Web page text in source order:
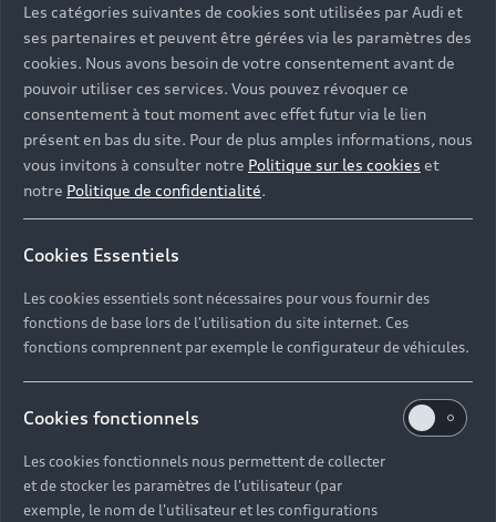
mois de
garantie selon
le modèle
Le Label Audi Occasion :plus garantit un contrôle
minutieux de nos véhicules d’occasion,
conditionnent leur bon fonctionnement, ainsi que
votre sécurité et votre confort. Carrosserie,
jantes, freins et pneumatiques, éclairage mais
aussi vérification de la batterie : tout est passé au
points de contrôle selon la motorisation de votre
véhicule d’occasion et profitez d’une garantie
jusqu’à 24 mois, kilométrage illimité, pour un
achat en toute sérénité.
Les catégories suivantes de cookies sont utilisées par Audi et
ses partenaires et peuvent être gérées via les paramètres des
cookies. Nous avons besoin de votre consentement avant de
pouvoir utiliser ces services. Vous pouvez révoquer ce
consentement à tout moment avec effet futur via le lien
présent en bas du site. Pour de plus amples informations, nous
vous invitons à consulter notre Politique sur les cookies et
notre Politique de confidentialité.
Cookies Essentiels
Les cookies essentiels sont nécessaires pour vous fournir des
fonctions de base lors de l'utilisation du site internet. Ces
fonctions comprennent par exemple le configurateur de véhicules.
Cookies fonctionnels
Les cookies fonctionnels nous permettent de collecter
et de stocker les paramètres de l'utilisateur (par
exemple, le nom de l'utilisateur et les configurations